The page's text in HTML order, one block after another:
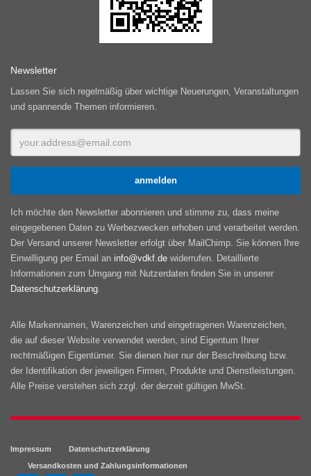
Newsletter
Lassen Sie sich regelmäßig über wichtige Neuerungen, Veranstaltungen
und spannende Themen informieren.
Ich möchte den Newsletter abonnieren und stimme zu, dass meine
eingegebenen Daten zu Werbezwecken erhoben und verarbeitet werden.
Der Versand unserer Newsletter erfolgt über MailChimp. Sie können Ihre
Einwilligung per Email an info@vdkf.de widerrufen. Detaillierte
Informationen zum Umgang mit Nutzerdaten finden Sie in unserer
Datenschutzerklärung.
Alle Markennamen, Warenzeichen und eingetragenen Warenzeichen,
die auf dieser Website verwendet werden, sind Eigentum Ihrer
rechtmäßigen Eigentümer. Sie dienen hier nur der Beschreibung bzw.
der Identifikation der jeweiligen Firmen, Produkte und Dienstleistungen.
Alle Preise verstehen sich zzgl. der derzeit gültigen MwSt.
Impressum
Datenschutzerklärung
Versandkosten und Zahlungsinformationen